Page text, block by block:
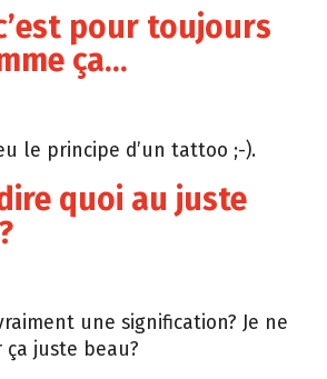
pour toujours
ça…
le principe d’un tattoo ;-).
quoi au juste
une signification? Je ne
juste beau?